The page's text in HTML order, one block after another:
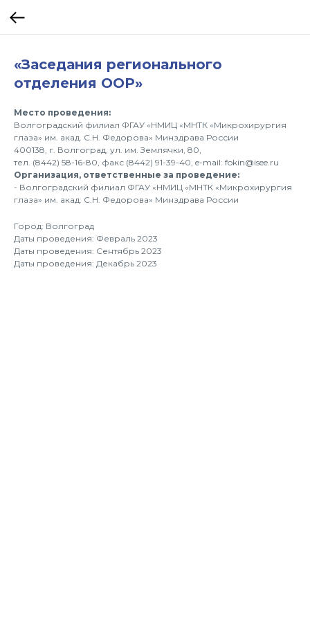
«Заседания регионального
отделения ООР»
Место проведения:
Волгоградский филиал ФГАУ «НМИЦ «МНТК «Микрохирургия
глаза» им. акад. С.Н. Федорова» Минздрава России
400138, г. Волгоград, ул. им. Землячки, 80,
тел. (8442) 58-16-80, факс (8442) 91-39-40, e-mail: fokin@isee.ru
Организация, ответственные за проведение:
- Волгоградский филиал ФГАУ «НМИЦ «МНТК «Микрохирургия
глаза» им. акад. С.Н. Федорова» Минздрава России
Город: Волгоград
Даты проведения: Февраль 2023
Даты проведения: Сентябрь 2023
Даты проведения: Декабрь 2023